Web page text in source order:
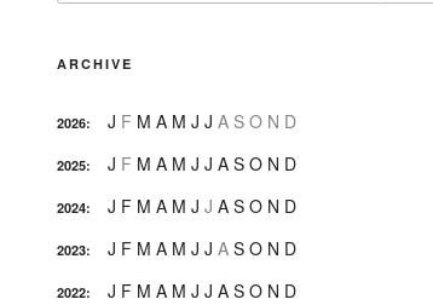
ARCHIVE
2026: J F M A M J J A S O N D
2025: J F M A M J J A S O N D
2024: J F M A M J J A S O N D
2023: J F M A M J J A S O N D
2022: J F M A M J J A S O N D